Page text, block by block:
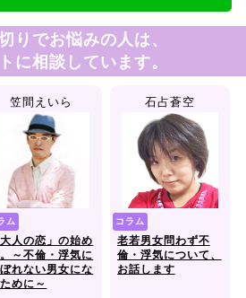
りでお悩みの人は、
に相談しています。
笠間えいら
ム
大人の恋」の始め
～不倫・浮気に
れない男女にな
めに～
石占蒼空
コラム
老若男女問わず不
倫・浮気について、
お話します